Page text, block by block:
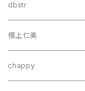
dbstr
檀上仁美
chappy